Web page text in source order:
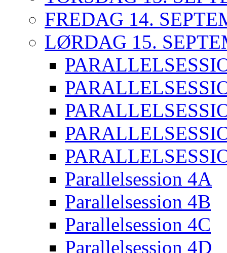
FREDAG 14.
LØRDAG 15.
Parallelsession 4A
Parallelsession 4B
Parallelsession 4C
Parallelsession 4D